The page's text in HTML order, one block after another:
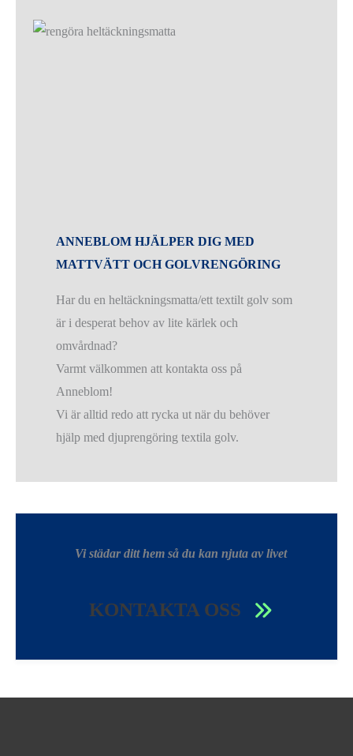
ANNEBLOM HJÄLPER DIG MED
MATTVÄTT OCH GOLVRENGÖRING
Har du en heltäckningsmatta/ett textilt golv som
är i desperat behov av lite kärlek och
omvårdnad?
Varmt välkommen att kontakta oss på
Anneblom!
Vi är alltid redo att rycka ut när du behöver
hjälp med djuprengöring textila golv.
Vi städar ditt hem så du kan njuta av livet
KONTAKTA OSS